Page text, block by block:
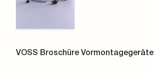
VOSS Broschüre Vormontagegeräte